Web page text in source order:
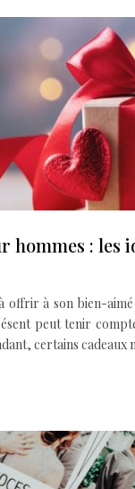
hommes : les
offrir à son bien-
peut tenir
certains cadeaux